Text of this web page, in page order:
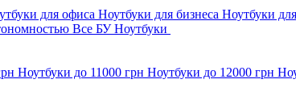
для офиса Ноутбуки для бизнеса Ноутбуки
Все БУ Ноутбуки
Ноутбуки до 11000 грн Ноутбуки до 12000 грн